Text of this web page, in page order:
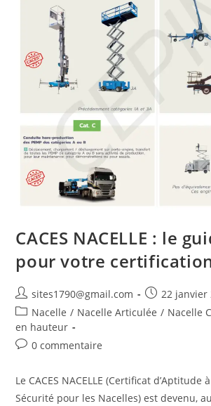
CACES NACELLE : le
pour votre
Auteur/autrice
de
la
publication :
sites1790@gmail.com
Publication
publiée :
22 janvier
Post
category:
Nacelle / Nacelle Articulée / Nacelle
en hauteur
Commentaires
la
publication :
0 commentaire
Le CACES NACELLE (Certificat d’Aptitude
Sécurité pour les Nacelles) est devenu,